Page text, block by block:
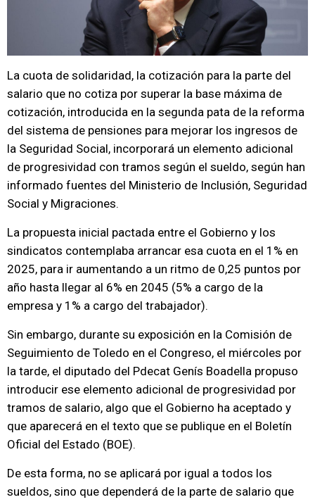
La cuota de solidaridad, la cotización para la parte del
salario que no cotiza por superar la base máxima de
cotización, introducida en la segunda pata de la reforma
del sistema de pensiones para mejorar los ingresos de
la Seguridad Social, incorporará un elemento adicional
de progresividad con tramos según el sueldo, según han
informado fuentes del Ministerio de Inclusión, Seguridad
Social y Migraciones.
La propuesta inicial pactada entre el Gobierno y los
sindicatos contemplaba arrancar esa cuota en el 1% en
2025, para ir aumentando a un ritmo de 0,25 puntos por
año hasta llegar al 6% en 2045 (5% a cargo de la
empresa y 1% a cargo del trabajador).
Sin embargo, durante su exposición en la Comisión de
Seguimiento de Toledo en el Congreso, el miércoles por
la tarde, el diputado del Pdecat Genís Boadella propuso
introducir ese elemento adicional de progresividad por
tramos de salario, algo que el Gobierno ha aceptado y
que aparecerá en el texto que se publique en el Boletín
Oficial del Estado (BOE).
De esta forma, no se aplicará por igual a todos los
sueldos, sino que dependerá de la parte de salario que